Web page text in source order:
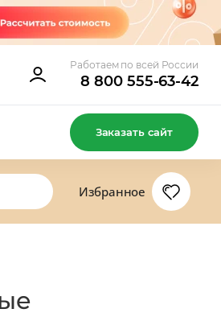
Работаем по всей России
8 800 555-63-42
Заказать сайт
Избранное